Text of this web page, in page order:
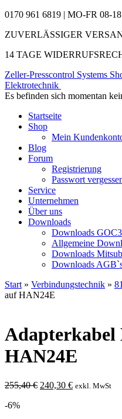
0170 961 6819 | MO-FR 08-
ZUVERLÄSSIGER
14 TAGE
Zeller-Presscontrol Systems
Elektrotechnik
Es befinden sich momentan
Startseite
Shop
Mein
Blog
Forum
Registrierung
Passwort
Service
Unternehmen
Über uns
Downloads
Downloads
Allgemeine
Downloads
Downloads
Start » Verbindungstechnik »
auf HAN24E
Adapterkabel
HAN24E
255,40€ Ursprünglicher
240,30 €Aktueller
exkl. MwSt
-6%